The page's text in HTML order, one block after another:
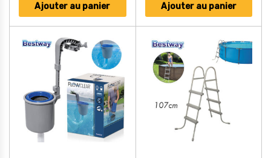
Ajouter au panier Ajouter au panier